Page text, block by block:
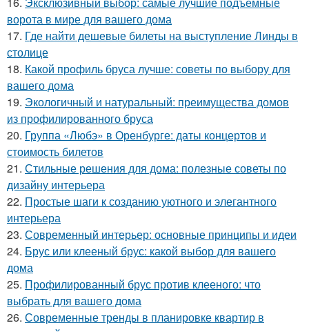
ворота в мире для вашего дома
17. Где найти дешевые билеты на выступление Линды в
столице
18. Какой профиль бруса лучше: советы по выбору для
вашего дома
19. Экологичный и натуральный: преимущества домов
из профилированного бруса
20. Группа «Любэ» в Оренбурге: даты концертов и
стоимость билетов
21. Стильные решения для дома: полезные советы по
дизайну интерьера
22. Простые шаги к созданию уютного и элегантного
интерьера
23. Современный интерьер: основные принципы и идеи
24. Брус или клееный брус: какой выбор для вашего
дома
25. Профилированный брус против клееного: что
выбрать для вашего дома
26. Современные тренды в планировке квартир в